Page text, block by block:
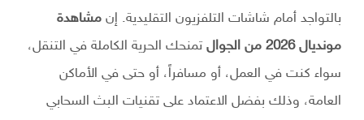
بالتواجد أمام شاشات التلفزيون التقليدية. إنمشاهدة
مونديال 2026 من الجوال
تمنحك الحرية الكاملة في التنقل،
سواء كنت في العمل، أو مسافراً، أو حتى في الأماكن
العامة، وذلك بفضل الاعتماد على تقنيات البث السحابي